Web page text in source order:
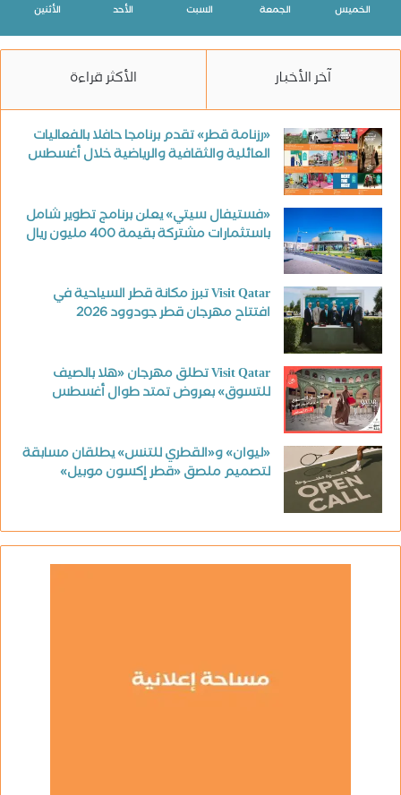
الخميس الجمعة السبت الأحد الأثنين
آخر الأخبار الأكثر قراءة
«رزنامة قطر» تقدم برنامجا حافلا بالفعاليات
العائلية والثقافية والرياضية خلال أغسطس
«فستيفال سيتي» يعلن برنامج تطوير شامل
باستثمارات مشتركة بقيمة 400 مليون ريال
Visit Qatar تبرز مكانة قطر السياحية في
افتتاح مهرجان قطر جودوود 2026
Visit Qatar تطلق مهرجان «هلا بالصيف
للتسوق» بعروض تمتد طوال أغسطس
«ليوان» و«القطري للتنس» يطلقان مسابقة
لتصميم ملصق «قطر إكسون موبيل»